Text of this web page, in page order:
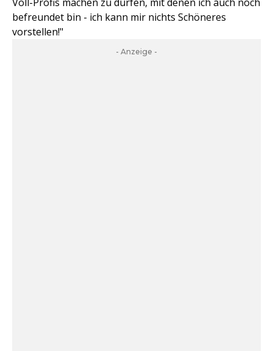
Voll-Profis machen zu dürfen, mit denen ich auch noch
befreundet bin - ich kann mir nichts Schöneres
vorstellen!"
- Anzeige -